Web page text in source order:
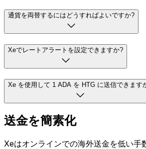
通貨を両替するにはどうすればよいですか?
Xeでレートアラートを設定できますか?
Xe を使用して 1 ADA を HTG に送信できます
送金を簡素化
Xeはオンラインでの海外送金を低い手